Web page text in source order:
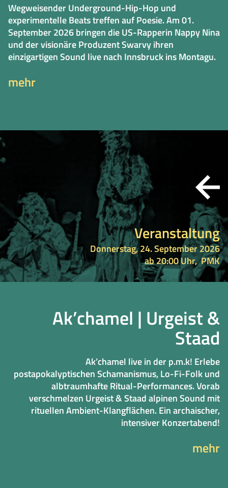
Wegweisender Underground-Hip-Hop und
experimentelle Beats treffen auf Poesie. Am 01.
September 2026 bringen die US-Rapperin Nappy Nina
und der visionäre Produzent Swarvy ihren
einzigartigen Sound live nach Innsbruck ins Montagu.
mehr
Veranstaltung
Donnerstag, 24. September 2026
ab 20:00 Uhr,PMK
Ak’chamel | Urgeist &
Staad
Ak’chamel live in der p.m.k! Erlebe
postapokalyptischen Schamanismus, Lo-Fi-Folk und
albtraumhafte Ritual-Performances. Vorab
verschmelzen Urgeist & Staad alpinen Sound mit
rituellen Ambient-Klangflächen. Ein archaischer,
intensiver Konzertabend!
mehr